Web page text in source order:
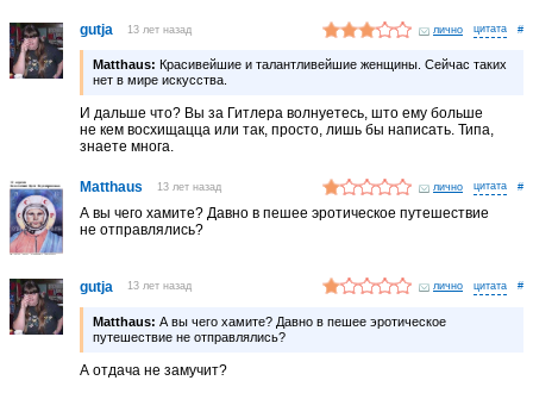
gutja 13 лет назад лично #
Matthaus: Красивейшие и талантливейшие женщины. Сейчас таких
нет в мире искусства.
И дальше что? Вы за Гитлера волнуетесь, што ему больше
не кем восхищацца или так, просто, лишь бы написать. Типа,
знаете многа.
Matthaus 13 лет назад лично #
А вы чего хамите? Давно в пешее эротическое путешествие
не отправлялись?
gutja 13 лет назад лично #
Matthaus: А вы чего хамите? Давно в пешее эротическое
путешествие не отправлялись?
А отдача не замучит?